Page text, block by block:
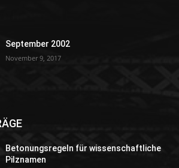
September 2002
November 9, 2017
Betonungsregeln für wissenschaftliche
Pilznamen